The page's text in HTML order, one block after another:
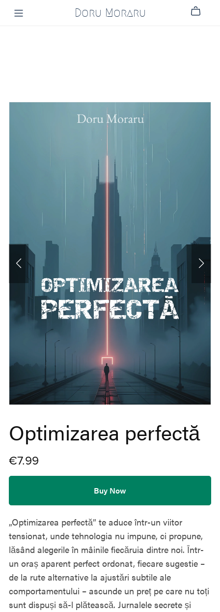
Doru Moraru
Optimizarea perfectă
€7.99
Buy Now
„Optimizarea perfectă” te aduce într-un viitor
tensionat, unde tehnologia nu impune, ci propune,
lăsând alegerile în mâinile fiecăruia dintre noi. Într-
un oraș aparent perfect ordonat, fiecare sugestie –
de la rute alternative la ajustări subtile ale
comportamentului – ascunde un preț pe care nu toți
sunt dispuși să-l plătească. Jurnalele secrete și